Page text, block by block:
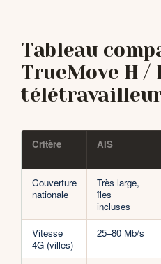
Tableau
TrueMove H /
Critère AIS
Couverture
nationale
Très large,
îles
incluses
Vitesse
4G (villes)
25–80 Mb/s